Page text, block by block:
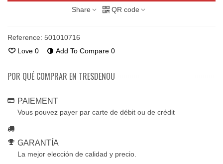
Share QR code
Reference: 501010716
Love 0 Add To Compare 0
POR QUÉ COMPRAR EN TRESDENOU
PAIEMENT
Vous pouvez payer par carte de débit ou de crédit
GARANTÍA
La mejor elección de calidad y precio.